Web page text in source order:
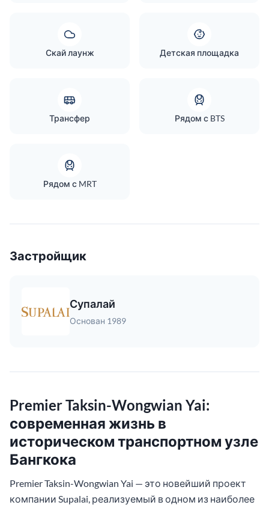
Скай лаунж Детская площадка
Трансфер Рядом с BTS
Рядом с MRT
Застройщик
Супалай
Основан 1989
Premier Taksin-Wongwian Yai:
современная жизнь в
историческом транспортном узле
Бангкока
Premier Taksin-Wongwian Yai — это новейший проект
компании Supalai, реализуемый в одном из наиболее